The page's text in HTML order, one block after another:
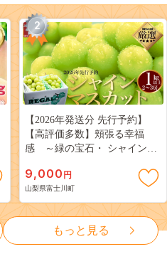
2
【2026年発送分 先行予約】
【高評価多数】頬張る幸福
感 ～緑の宝石・ シャインマ
３房） フルーツ 山梨県産 果
物 くだもの シャイン マスカ
ット ぶどう ブドウ 葡萄 大粒
種なし 先行予約 富士川町
10000円 一万円 9000円 九千円
9,000 円
山梨県富士川町
もっと見る